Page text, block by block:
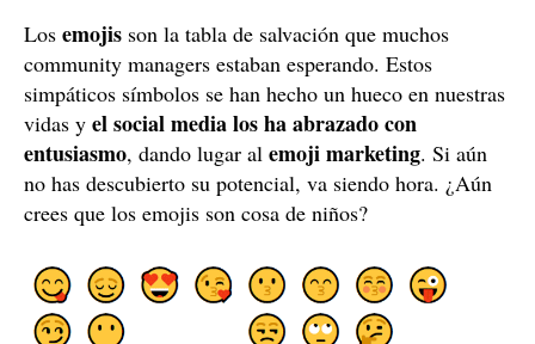
Los emojis son la tabla de salvación que muchos
community managers estaban esperando. Estos
simpáticos símbolos se han hecho un hueco en nuestras
vidas y el social media los ha abrazado con
entusiasmo, dando lugar al emoji marketing. Si aún
no has descubierto su potencial, va siendo hora. ¿Aún
crees que los emojis son cosa de niños?